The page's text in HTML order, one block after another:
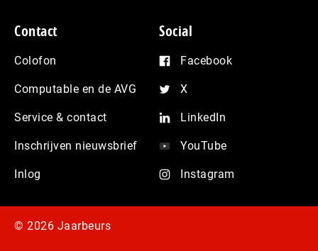
Contact
Colofon
Computable en de AVG
Service & contact
Inschrijven nieuwsbrief
Inlog
Social
Facebook
X
LinkedIn
YouTube
Instagram
© 2026 Jaarbeurs